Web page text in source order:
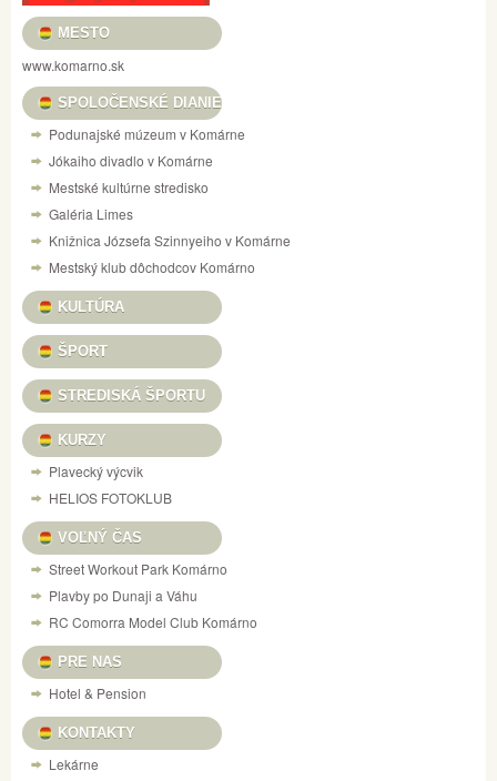
MESTO
www.komarno.sk
SPOLOČENSKÉ DIANIE
Podunajské múzeum v Komárne
Jókaiho divadlo v Komárne
Mestské kultúrne stredisko
Galéria Limes
Knižnica Józsefa Szinnyeiho v Komárne
Mestský klub dôchodcov Komárno
KULTÚRA
ŠPORT
STREDISKÁ ŠPORTU
KURZY
Plavecký výcvik
HELIOS FOTOKLUB
VOĽNÝ ČAS
Street Workout Park Komárno
Plavby po Dunaji a Váhu
RC Comorra Model Club Komárno
PRE NAS
Hotel & Pension
KONTAKTY
Lekárne